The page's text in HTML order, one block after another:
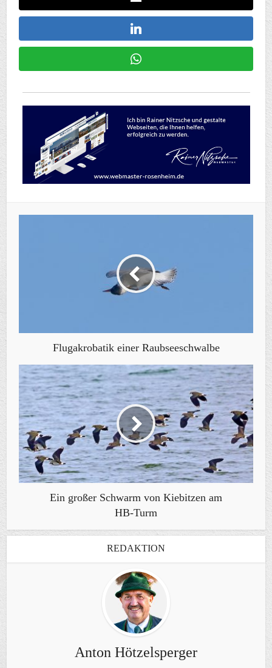
Flugakrobatik einer Raubseeschwalbe
Ein großer Schwarm von Kiebitzen am
HB-Turm
REDAKTION
Anton Hötzelsperger